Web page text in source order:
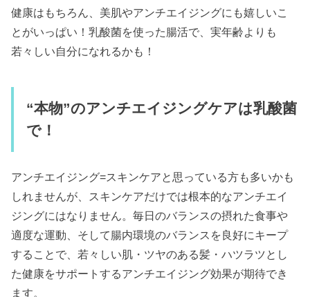
健康はもちろん、美肌やアンチエイジングにも嬉しいこ
とがいっぱい！乳酸菌を使った腸活で、実年齢よりも
若々しい自分になれるかも！
“本物”のアンチエイジングケアは乳酸菌
で！
アンチエイジング=スキンケアと思っている方も多いかも
しれませんが、スキンケアだけでは根本的なアンチエイ
ジングにはなりません。毎日のバランスの摂れた食事や
適度な運動、そして腸内環境のバランスを良好にキープ
することで、若々しい肌・ツヤのある髪・ハツラツとし
た健康をサポートするアンチエイジング効果が期待でき
ます。